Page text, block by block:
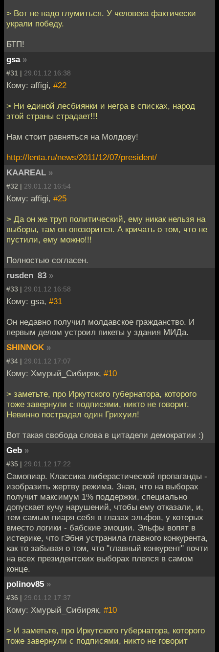
> Вот не надо глумиться. У человека фактически
украли победу.
БТП!
gsa »
#31 | 29.01.12 16:38
Кому: affigi, #22
> Ни единой лесбиянки и негра в списках, народ
этой страны страдает!!!
Нам стоит равняться на Молдову!
http://lenta.ru/news/2011/12/07/president/
KAAREAL »
#32 | 29.01.12 16:54
Кому: affigi, #25
> Да он же труп политический, ему никак нельзя на
выборы, там он опозорится. А кричать о том, что не
пустили, ему можно!!!
Полностью согласен.
rusden_83 »
#33 | 29.01.12 16:58
Кому: gsa, #31
Он недавно получил молдавское гражданство. И
первым делом устроил пикеты у здания МИДа.
SHINNOK »
#34 | 29.01.12 17:07
Кому: Хмурый_Сибиряк, #10
> заметьте, про Иркутского губернатора, которого
тоже завернули с подписями, никто не говорит.
Невинно пострадал один Грихуил!
Вот такая свобода слова в цитадели демократии :)
Geb »
#35 | 29.01.12 17:22
Самопиар. Классика либерастической пропаганды -
изобразить жертву режима. Зная, что на выборах
получит максимум 1% поддержки, специально
допускает кучу нарушений, чтобы ему отказали, и,
тем самым пиаря себя в глазах эльфов, у которых
вместо логики - бабские эмоции. Эльфы вопят в
истерике, что гЭбня устранила главного конкурента,
как то забывая о том, что "главный конкурент" почти
на всех президентских выборах плелся в самом
конце.
polinov85 »
#36 | 29.01.12 17:37
Кому: Хмурый_Сибиряк, #10
> И заметьте, про Иркутского губернатора, которого
тоже завернули с подписями, никто не говорит